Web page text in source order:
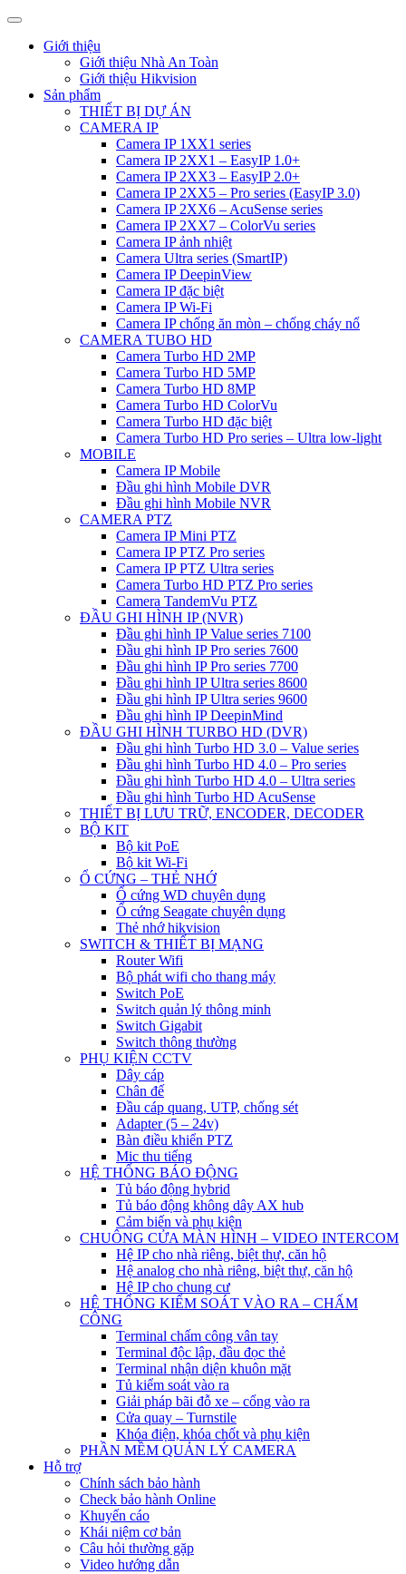
Giới thiệu
Giới thiệu Nhà An Toàn
Giới thiệu Hikvision
Sản phẩm
THIẾT BỊ DỰ ÁN
CAMERA IP
Camera IP 1XX1 series
Camera IP 2XX1 – EasyIP 1.0+
Camera IP 2XX3 – EasyIP 2.0+
Camera IP 2XX5 – Pro series (EasyIP 3.0)
Camera IP 2XX6 – AcuSense series
Camera IP 2XX7 – ColorVu series
Camera IP ảnh nhiệt
Camera Ultra series (SmartIP)
Camera IP DeepinView
Camera IP đặc biệt
Camera IP Wi-Fi
Camera IP chống ăn mòn – chống cháy nổ
CAMERA TUBO HD
Camera Turbo HD 2MP
Camera Turbo HD 5MP
Camera Turbo HD 8MP
Camera Turbo HD ColorVu
Camera Turbo HD đặc biệt
Camera Turbo HD Pro series – Ultra low-light
MOBILE
Camera IP Mobile
Đầu ghi hình Mobile DVR
Đầu ghi hình Mobile NVR
CAMERA PTZ
Camera IP Mini PTZ
Camera IP PTZ Pro series
Camera IP PTZ Ultra series
Camera Turbo HD PTZ Pro series
Camera TandemVu PTZ
ĐẦU GHI HÌNH IP (NVR)
Đầu ghi hình IP Value series 7100
Đầu ghi hình IP Pro series 7600
Đầu ghi hình IP Pro series 7700
Đầu ghi hình IP Ultra series 8600
Đầu ghi hình IP Ultra series 9600
Đầu ghi hình IP DeepinMind
ĐẦU GHI HÌNH TURBO HD (DVR)
Đầu ghi hình Turbo HD 3.0 – Value series
Đầu ghi hình Turbo HD 4.0 – Pro series
Đầu ghi hình Turbo HD 4.0 – Ultra series
Đầu ghi hình Turbo HD AcuSense
THIẾT BỊ LƯU TRỮ, ENCODER, DECODER
BỘ KIT
Bộ kit PoE
Bộ kit Wi-Fi
Ổ CỨNG – THẺ NHỚ
Ổ cứng WD chuyên dụng
Ổ cứng Seagate chuyên dụng
Thẻ nhớ hikvision
SWITCH & THIẾT BỊ MẠNG
Router Wifi
Bộ phát wifi cho thang máy
Switch PoE
Switch quản lý thông minh
Switch Gigabit
Switch thông thường
PHỤ KIỆN CCTV
Dây cáp
Chân đế
Đầu cáp quang, UTP, chống sét
Adapter (5 – 24v)
Bàn điều khiển PTZ
Mic thu tiếng
HỆ THỐNG BÁO ĐỘNG
Tủ báo động hybrid
Tủ báo động không dây AX hub
Cảm biến và phụ kiện
CHUÔNG CỬA MÀN HÌNH – VIDEO INTERCOM
Hệ IP cho nhà riêng, biệt thự, căn hộ
Hệ analog cho nhà riêng, biệt thự, căn hộ
Hệ IP cho chung cư
HỆ THỐNG KIỂM SOÁT VÀO RA – CHẤM
CÔNG
Terminal chấm công vân tay
Terminal độc lập, đầu đọc thẻ
Terminal nhận diện khuôn mặt
Tủ kiểm soát vào ra
Giải pháp bãi đỗ xe – cổng vào ra
Cửa quay – Turnstile
Khóa điện, khóa chốt và phụ kiện
PHẦN MỀM QUẢN LÝ CAMERA
Hỗ trợ
Chính sách bảo hành
Check bảo hành Online
Khuyến cáo
Khái niệm cơ bản
Câu hỏi thường gặp
Video hướng dẫn